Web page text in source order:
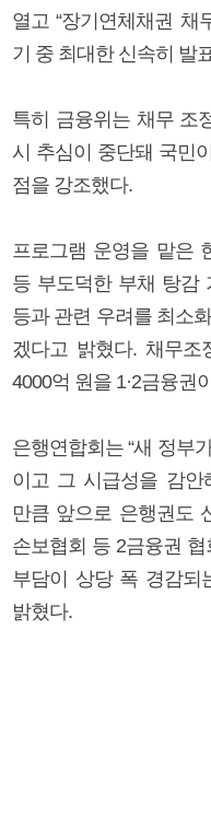
열고 “장기연체채권 채
기 중 최대한 신속히 발
특히 금융위는 채무 조
시 추심이 중단돼 국민
점을 강조했다.
프로그램 운영을 맡은
등 부도덕한 부채 탕감
등과 관련 우려를 최소
겠다고 밝혔다. 채무
4000억 원을 1·2금융권
은행연합회는 “새 정부
이고 그 시급성을 감안
만큼 앞으로 은행권도
손보협회 등 2금융권 협
부담이 상당 폭 경감되
밝혔다.